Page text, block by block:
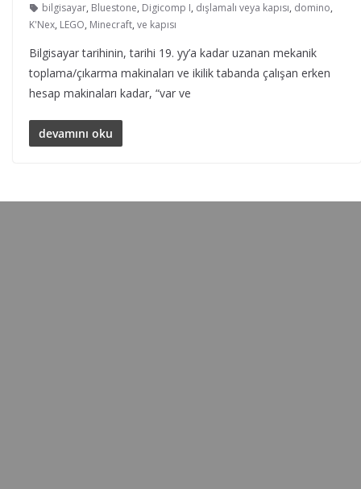
bilgisayar, Bluestone, Digicomp I, dışlamalı veya kapısı, domino,
K'Nex, LEGO, Minecraft, ve kapısı
Bilgisayar tarihinin, tarihi 19. yy’a kadar uzanan mekanik
toplama/çıkarma makinaları ve ikilik tabanda çalışan erken
hesap makinaları kadar, “var ve
devamını oku